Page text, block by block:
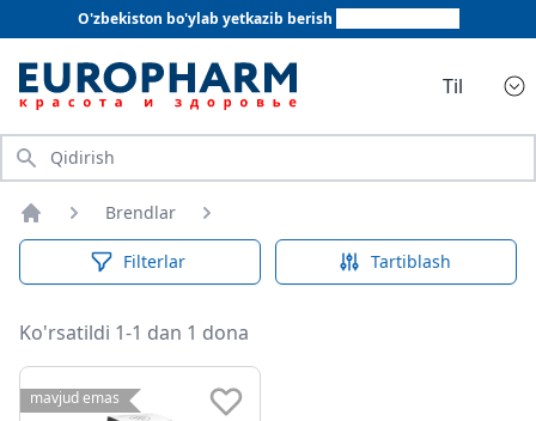
O'zbekiston bo'ylab yetkazib berish
Til
Qidirish
Bosh sahifa
Brendlar
Filterlar Tartiblash
Ko'rsatildi 1-1 dan 1 dona
mavjud emas